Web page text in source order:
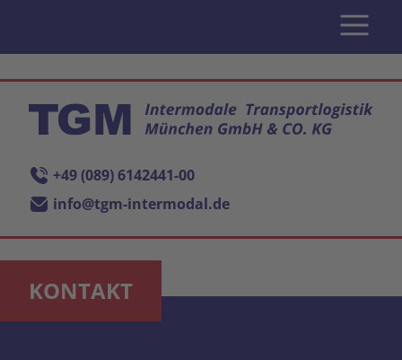
+49 (089) 6142441-00
info@tgm-intermodal.de
KONTAKT